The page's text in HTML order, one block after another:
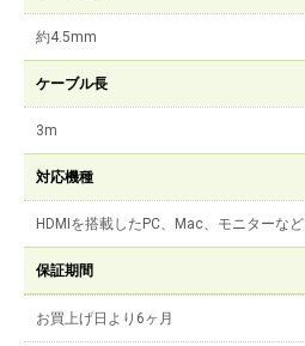
約4.5mm
ケーブル長
3m
対応機種
HDMIを搭載したPC、Mac、モニターなど
保証期間
お買上げ日より6ヶ月